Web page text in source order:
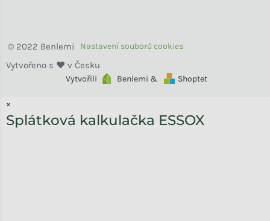
Vytvořili Benlemi & Shoptet
Benlemi
×
Splátková kalkulačka ESSOX